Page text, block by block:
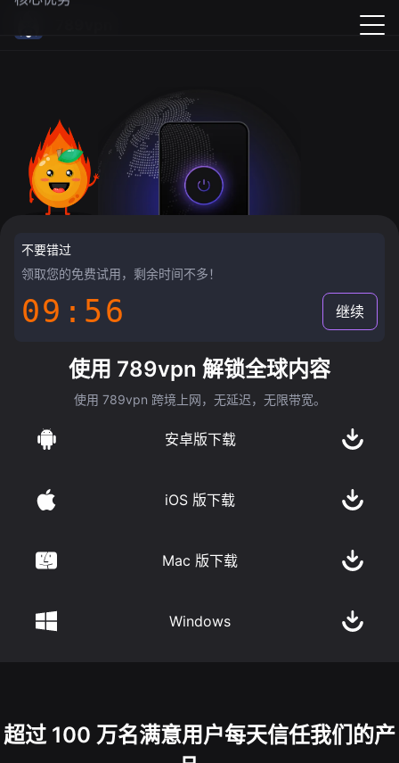
不要错过
领取您的免费试用，剩余时间不多！
09:55 继续
使用 789vpn 解锁全球内容
使用 789vpn 跨境上网，无延迟，无限带宽。
安卓版下载
iOS 版下载
Mac 版下载
Windows
超过 100 万名满意用户每天信任我们的产